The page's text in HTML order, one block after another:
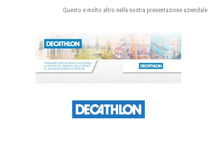
Questo e molto altro nella nostra presentazione aziendale